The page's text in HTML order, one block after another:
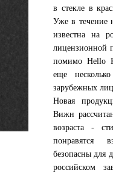
в стекле в
Уже в течение
известна на
лицензионной
помимо Hello
еще
зарубежных
Новая
Вижн
возраста -
понравятся
безопасны для
российском